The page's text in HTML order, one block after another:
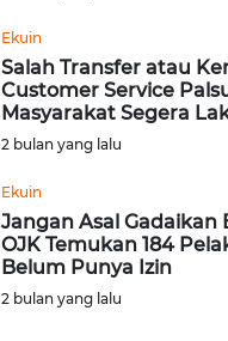
Ekuin
Salah Transfer atau
Customer Service
Masyarakat Segera
2 bulan yang lalu
Ekuin
Jangan Asal Gadaikan
OJK Temukan 184
Belum Punya Izin
2 bulan yang lalu